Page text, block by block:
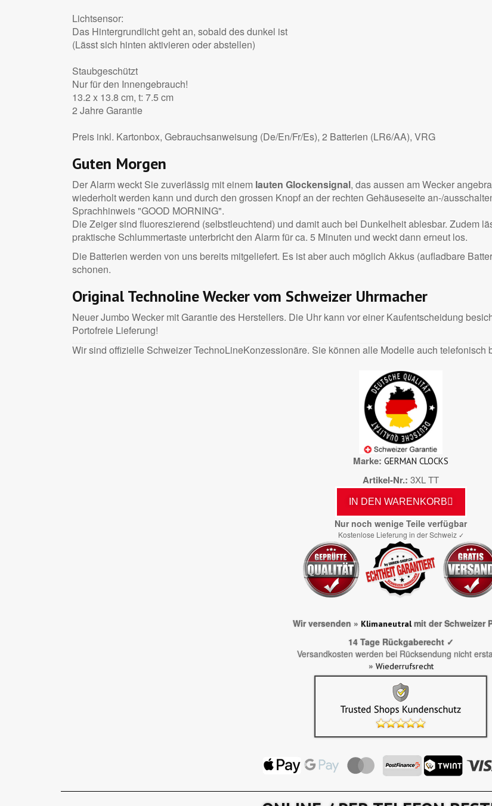
Lichtsensor:
Das Hintergrundlicht geht an, sobald des dunkel ist
(Lässt sich hinten aktivieren oder abstellen)
Staubgeschützt
Nur für den Innengebrauch!
13.2 x 13.8 cm, t: 7.5 cm
2 Jahre Garantie
Preis inkl. Kartonbox, Gebrauchsanweisung (De/En/Fr/Es), 2 Batterien (LR6/AA), VRG
Guten Morgen
Der Alarm weckt Sie zuverlässig mit einem lauten Glockensignal, das aussen am Wecker
wiederholt werden kann und durch den grossen Knopf an der rechten Gehäuseseite an-/
Sprachhinweis "GOOD MORNING".
Die Zeiger sind fluoreszierend (selbstleuchtend) und damit auch bei Dunkelheit ablesbar. Zudem
praktische Schlummertaste unterbricht den Alarm für ca. 5 Minuten und weckt dann erneut los.
Die Batterien werden von uns bereits mitgeliefert. Es ist aber auch möglich Akkus (aufladbare
schonen.
Original Technoline Wecker vom Schweizer Uhrmacher
Neuer Jumbo Wecker mit Garantie des Herstellers. Die Uhr kann vor einer Kaufentscheidung
Portofreie Lieferung!
Wir sind offizielle Schweizer TechnoLineKonzessionäre. Sie können alle Modelle auch telefonisch
Marke GERMAN CLOCKS
Artikel-Nr. 3XL TT
IN DEN WARENKORB
Nur noch wenige Teile verfügbar
Kostenlose Lieferung in der Schweiz ✓
Wir versenden » Klimaneutralmit der Schweizer
14 Tage Rückgaberecht ✓
Versandkosten werden bei Rücksendung nicht
» Wiederrufsrecht